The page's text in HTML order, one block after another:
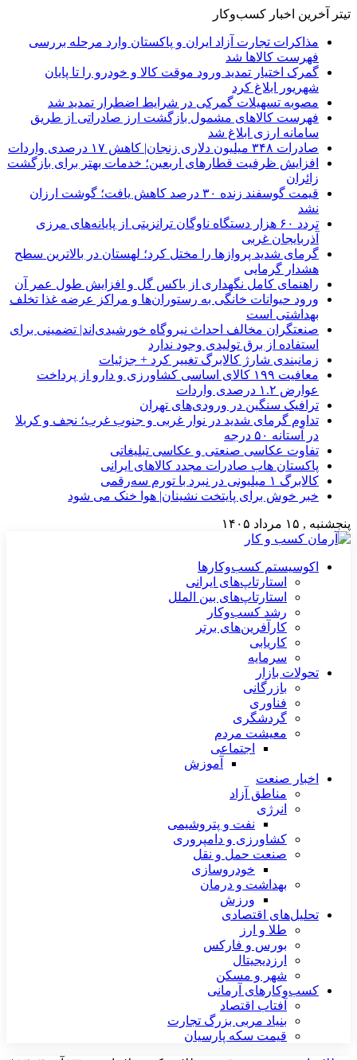
تیتر آخرین اخبار کسب‌وکار
مذاکرات تجارت آزاد ایران و پاکستان وارد مرحله بررسی
فهرست کالاها شد
گمرک اختیار تمدید ورود موقت کالا و خودرو را تا پایان
شهریور ابلاغ کرد
مصوبه تسهیلات گمرکی در شرایط اضطرار تمدید شد
فهرست کالاهای مشمول بازگشت ارز صادراتی از طریق
سامانه ارزی ابلاغ شد
صادرات ۳۴۸ میلیون دلاری زنجان| ‌کاهش ۱۷ درصدی واردات
افزایش ظرفیت قطارهای اربعین؛ خدمات بهتر برای بازگشت
زائران
قیمت گوسفند زنده ۳۰ درصد کاهش یافت؛ گوشت ارزان
نشد
تردد ۶۰ هزار دستگاه ناوگان ترانزیتی از پایانه‌های مرزی
آذربایجان ‌غربی
گرمای شدید پروازها را مختل کرد؛ لهستان در بالاترین سطح
هشدار گرمایی
راهنمای کامل نگهداری از باکس گل و افزایش طول عمر آن
ورود حیوانات خانگی به رستوران‌ها و مراکز عرضه غذا تخلف
بهداشتی است
صنعتگران مخالف احداث نیروگاه خورشیدی‌اند| تضمینی برای
استفاده از برق تولیدی وجود ندارد
زمانبندی شارژ کالابرگ تغییر کرد + جزئیات
معافیت ۱۹۹ کالای اساسی کشاورزی و دارو از پرداخت
عوارض ۱.۲ درصدی واردات
ترافیک سنگین در ورودی‌های تهران
تداوم گرمای شدید در نوار غربی و جنوب غرب؛ نجف و کربلا
در آستانه ۵۰ درجه
تفاوت عکاسی صنعتی و عکاسی تبلیغاتی
پاکستان هاب صادرات مجدد کالاهای ایرانی
کالابرگ ۱ میلیونی در نبرد با تورم سه‌رقمی
خبر خوش برای پایتخت نشینان| هوا خنک می شود
پنجشنبه , ۱۵ مرداد ۱۴۰۵
اکوسیستم کسب‌وکارها
استارتاپ‌های ایرانی
استارتاپ‌های بین الملل
رشد کسب‌وکار
کارآفرین‌های برتر
کاریابی
سرمایه
تحولات بازار
بازرگانی
فناوری
گردشگری
معیشت مردم
اجتماعی
آموزش
اخبار صنعت
مناطق آزاد
انرژی
نفت و پتروشیمی
کشاورزی و دامپروری
صنعت حمل و نقل
خودروسازی
بهداشت و درمان
ورزش
تحلیل‌های اقتصادی
طلا و ارز
بورس و فارکس
ارزدیجیتال
شهر و مسکن
کسب‌وکارهای آرمانی
آفتاب اقتصاد
بنیاد مربی بزرگ تجارت
قیمت سکه پارسیان